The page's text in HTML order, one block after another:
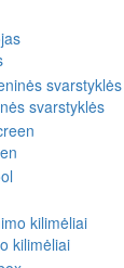
svarstyklės
kilimėliai